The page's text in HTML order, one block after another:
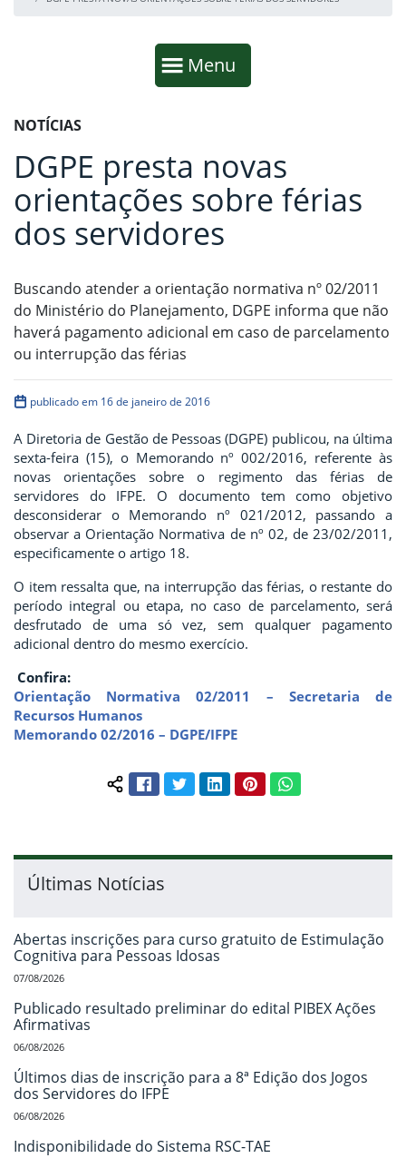
Mostrar
Menu
Fim da navegação
Início do conteúdo
NOTÍCIAS
DGPE presta novas
orientações sobre férias
dos servidores
Buscando atender a orientação normativa nº 02/2011
do Ministério do Planejamento, DGPE informa que não
haverá pagamento adicional em caso de parcelamento
ou interrupção das férias
publicado em 16 de janeiro de 2016
A Diretoria de Gestão de Pessoas (DGPE) publicou, na última
sexta-feira (15), o Memorando nº 002/2016, referente às
novas orientações sobre o regimento das férias de
servidores do IFPE. O documento tem como objetivo
desconsiderar o Memorando nº 021/2012, passando a
observar a Orientação Normativa de nº 02, de 23/02/2011,
especificamente o artigo 18.
O item ressalta que, na interrupção das férias, o restante do
período integral ou etapa, no caso de parcelamento, será
desfrutado de uma só vez, sem qualquer pagamento
adicional dentro do mesmo exercício.
Confira:
Orientação Normativa 02/2011 – Secretaria de
Recursos Humanos
Memorando 02/2016 – DGPE/IFPE
Compartilhar conteúdo:
FacebookTwitterLinkedInPinterestWhatsApp
Últimas Notícias
Abertas inscrições para curso gratuito de Estimulação
Cognitiva para Pessoas Idosas
07/08/2026
Publicado resultado preliminar do edital PIBEX Ações
Afirmativas
06/08/2026
Últimos dias de inscrição para a 8ª Edição dos Jogos
dos Servidores do IFPE
06/08/2026
Indisponibilidade do Sistema RSC-TAE